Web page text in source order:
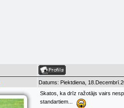
Datums: Piektdiena,
Skatos, ka drīz ražotājs vairs
standartiem...